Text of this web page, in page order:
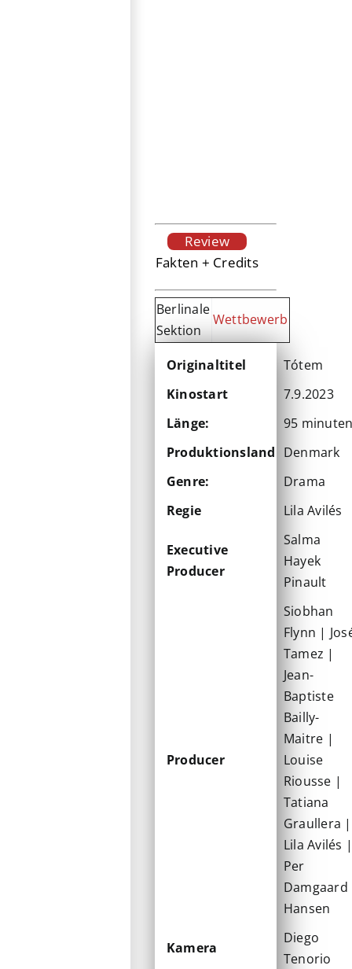
Review
Fakten + Credits
Berlinale
Sektion
Wettbewerb
Originaltitel
Tótem
Kinostart
7.9.2023
Länge:
95
Produktionsland Denmark
Genre:
Drama
Regie
Lila Avilés
Executive
Producer
Salma
Hayek
Pinault
Producer
Siobhan
Flynn |
Tamez |
Jean-
Baptiste
Bailly-
Maitre |
Louise
Riousse |
Tatiana
Graullera |
Lila Avilés
Per
Damgaard
Hansen
Kamera
Diego
Tenorio